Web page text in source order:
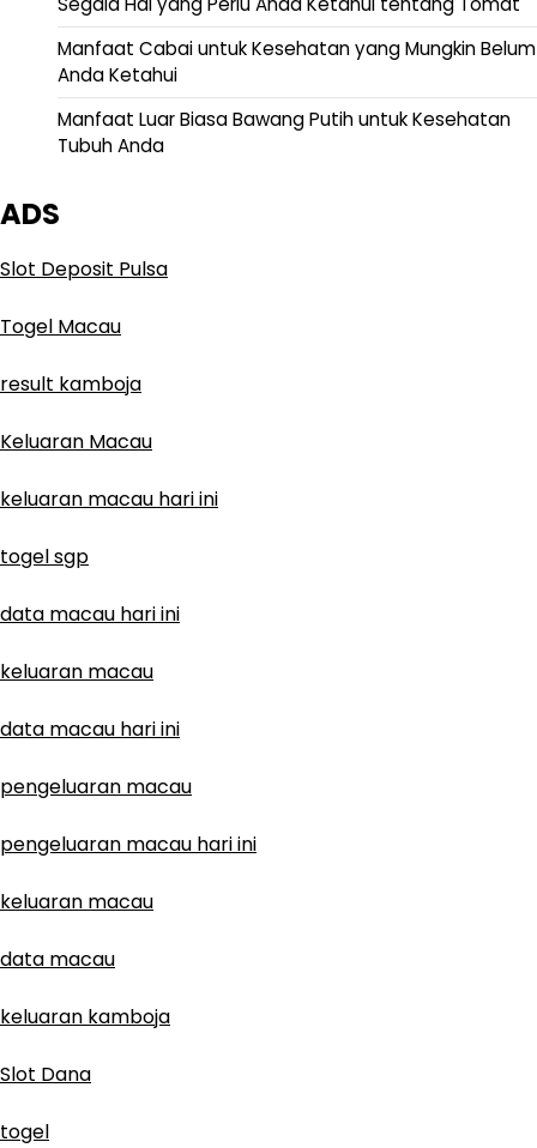
Manfaat Cabai untuk Kesehatan yang Mungkin Belum
Anda Ketahui
Manfaat Luar Biasa Bawang Putih untuk Kesehatan
Tubuh Anda
ADS
Slot Deposit Pulsa
Togel Macau
result kamboja
Keluaran Macau
keluaran macau hari ini
togel sgp
data macau hari ini
keluaran macau
data macau hari ini
pengeluaran macau
pengeluaran macau hari ini
keluaran macau
data macau
keluaran kamboja
Slot Dana
togel